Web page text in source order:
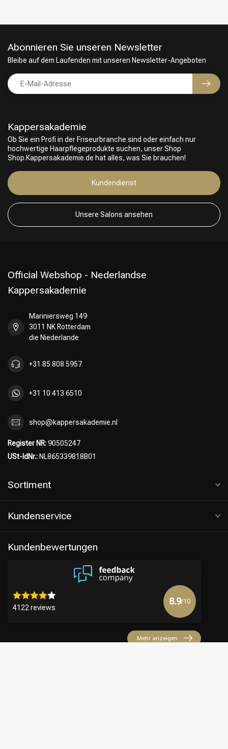
Kappersakademie
Ob Sie ein Profi in der Friseurbranche sind oder einfach nur
hochwertige Haarpflegeprodukte suchen, unser Shop
Shop.Kappersakademie.de hat alles, was Sie brauchen!
Kundendienst
Unsere Salons ansehen
Abonnieren Sie unseren Newsletter
Bleibe auf dem Laufenden mit unseren Newsletter-Angeboten
Official Webshop - Nederlandse
Kappersakademie
Mariniersweg 149
3011 NK Rotterdam
die Niederlande
+31 85 808 5957
+31 10 413 6510
shop@kappersakademie.nl
Register NR:90505247
USt-IdNr.: NL865339818B01
Sortiment
Kundenservice
Kundenbewertungen
4122 reviews
8.9/10
Mehr anzeigen